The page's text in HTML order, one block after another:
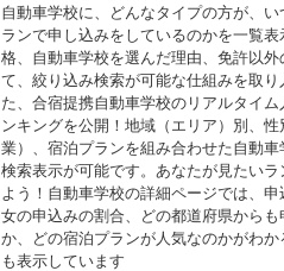
◆香川県 かがわ自動車学校◆
『25歳以下限定 校内宿舎入校日限定キ
●入校日
AT車：6月10日・17日、7月8日、10月
MT車：6月8日・15日、7月6日、10月5
■ツイン（バス・トイレ付）
AT車220,000円（税込242,000円）
MT車247,000円（税込271,700円
■シングル（バス・トイレ付）
AT車220,000
円（税込242,000円）
MT車247,000円（税込271,700円
自動車学校に、どんなタイプの方が、
ランで申し込みをしているのかを一覧
格、自動車学校を選んだ理由、免許以外
て、絞り込み検索が可能な仕組みを取り
た、合宿提携自動車学校のリアルタイム
ンキングを公開！地域（エリア）別、
業）、宿泊プランを組み合わせた自動車
検索表示が可能です。あなたが見たいラ
よう！自動車学校の詳細ページでは、申
女の申込みの割合、どの都道府県からも
か、どの宿泊プランが人気なのかがわ
も表示しています